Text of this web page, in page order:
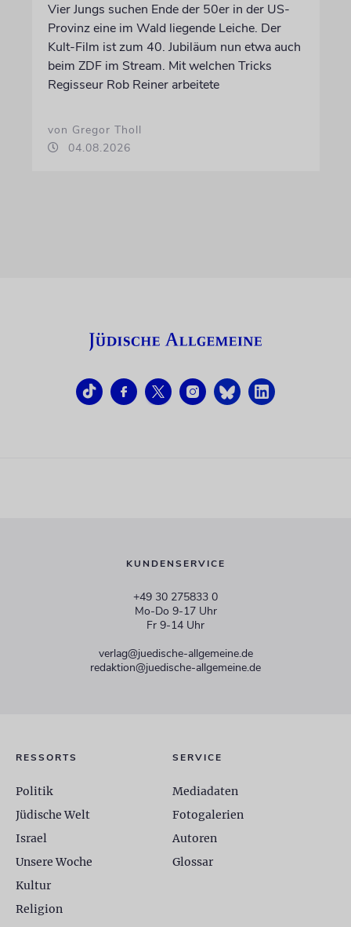
Vier Jungs suchen Ende der 50er in der US-
Provinz eine im Wald liegende Leiche. Der
Kult-Film ist zum 40. Jubiläum nun etwa auch
beim ZDF im Stream. Mit welchen Tricks
Regisseur Rob Reiner arbeitete
von Gregor Tholl
04.08.2026
KUNDENSERVICE
+49 30 275833 0
Mo-Do 9-17 Uhr
Fr 9-14 Uhr
verlag@juedische-allgemeine.de
redaktion@juedische-allgemeine.de
RESSORTS
Politik
Jüdische Welt
Israel
Unsere Woche
Kultur
Religion
SERVICE
Mediadaten
Fotogalerien
Autoren
Glossar